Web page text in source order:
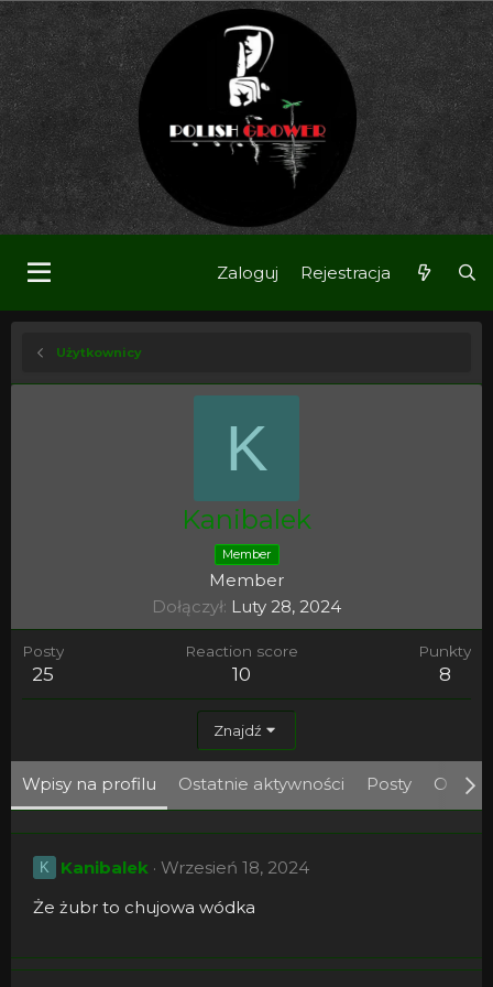
Zaloguj Rejestracja
Użytkownicy
K
Kanibalek
Member
Member
Dołączył Luty 28, 2024
Posty
25
Reaction score
10
Punkty
8
Znajdź
Wpisy na profilu Ostatnie aktywności Posty O
K Kanibalek Wrzesień 18, 2024
Że żubr to chujowa wódka